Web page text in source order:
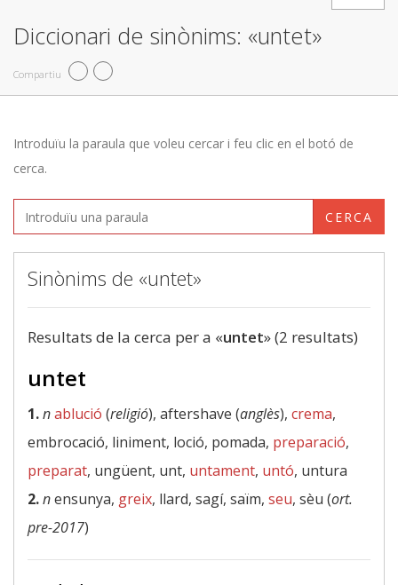
Diccionari de sinònims: «untet»
Compartiu
Introduïu la paraula que voleu cercar i feu clic en el botó de
cerca.
CERCA
Sinònims de «untet»
Resultats de la cerca per a «untet» (2 resultats)
untet
1.nablució (religió), aftershave (anglès), crema,
embrocació, liniment, loció, pomada, preparació,
preparat, ungüent, unt, untament, untó, untura
2.nensunya, greix, llard, sagí, saïm, seu, sèu (ort.
pre-2017)